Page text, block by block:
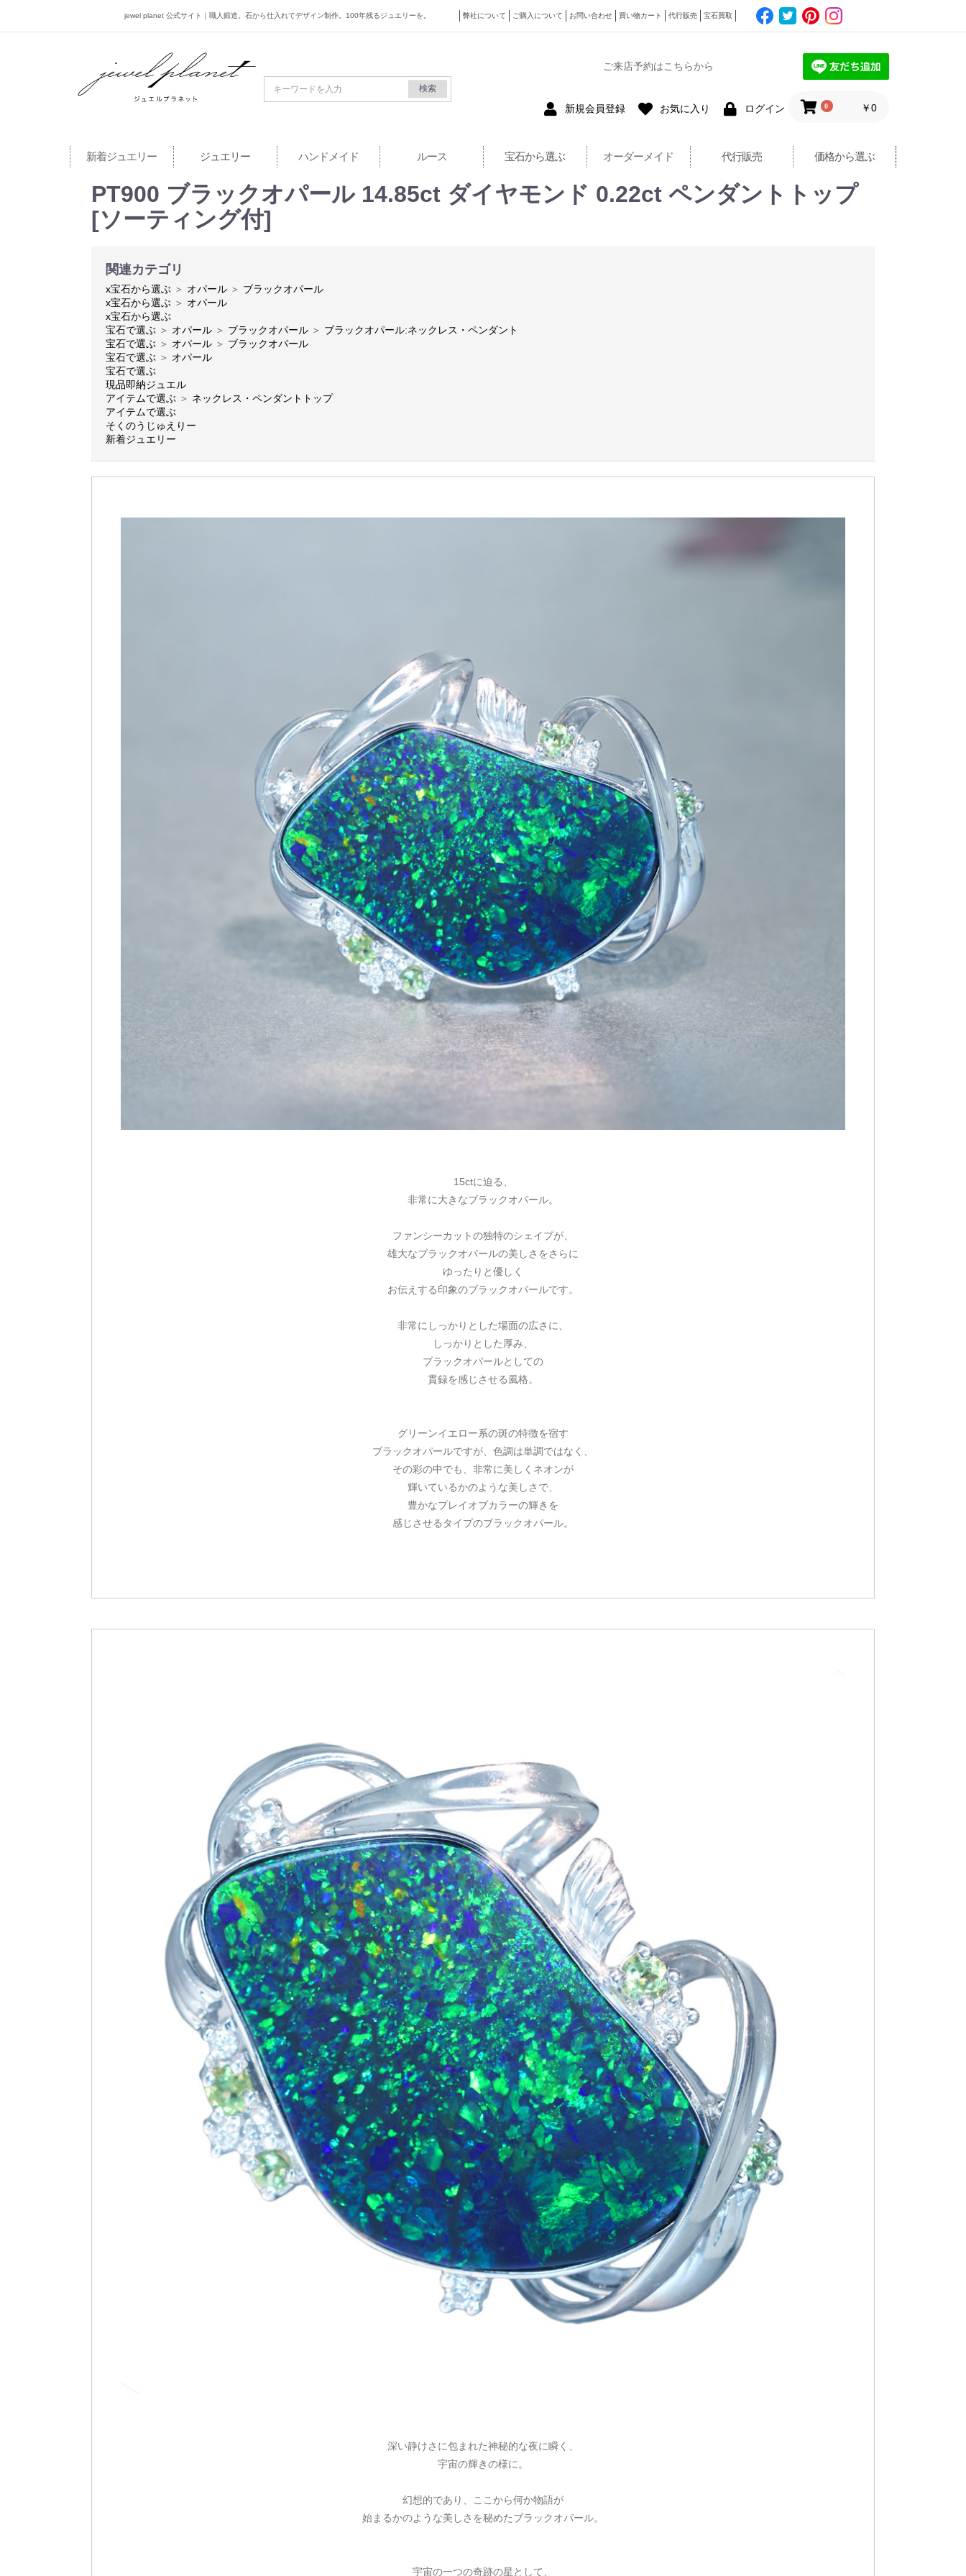
jewel planet 公式サイト｜職人鍛造。石から仕入れてデザイン制作。100年残るジュエリーを。 弊社について ご購入について お問い合わせ 買い物カート 代行販売 宝石買取
jewel planet 公式サイト
検索
ご来店予約はこちらから
新規会員登録 お気に入り ログイン 0 ￥0
新着ジュエリー ジュエリー ハンドメイド ルース 宝石から選ぶ オーダーメイド 代行販売 価格から選ぶ
PT900 ブラックオパール 14.85ct ダイヤモンド 0.22ct ペンダントトップ
[ソーティング付]
関連カテゴリ
x宝石から選ぶ ＞ オパール ＞ ブラックオパール
x宝石から選ぶ ＞ オパール
x宝石から選ぶ
宝石で選ぶ ＞ オパール ＞ ブラックオパール ＞ ブラックオパール:ネックレス・ペンダント
宝石で選ぶ ＞ オパール ＞ ブラックオパール
宝石で選ぶ ＞ オパール
宝石で選ぶ
現品即納ジュエル
アイテムで選ぶ ＞ ネックレス・ペンダントトップ
アイテムで選ぶ
そくのうじゅえりー
新着ジュエリー
15ctに迫る、
非常に大きなブラックオパール。
ファンシーカットの独特のシェイプが、
雄大なブラックオパールの美しさをさらに
ゆったりと優しく
お伝えする印象のブラックオパールです。
非常にしっかりとした場面の広さに、
しっかりとした厚み、
ブラックオパールとしての
貫録を感じさせる風格。
グリーンイエロー系の斑の特徴を宿す
ブラックオパールですが、色調は単調ではなく、
その彩の中でも、非常に美しくネオンが
輝いているかのような美しさで、
豊かなプレイオブカラーの輝きを
感じさせるタイプのブラックオパール。
深い静けさに包まれた神秘的な夜に瞬く、
宇宙の輝きの様に。
幻想的であり、ここから何か物語が
始まるかのような美しさを秘めたブラックオパール。
宇宙の一つの奇跡の星として、